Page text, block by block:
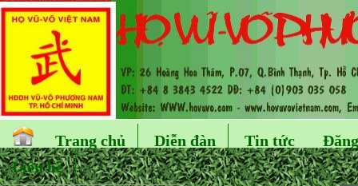
Trang chủ Diễn đàn Tin tức
Liên hệ